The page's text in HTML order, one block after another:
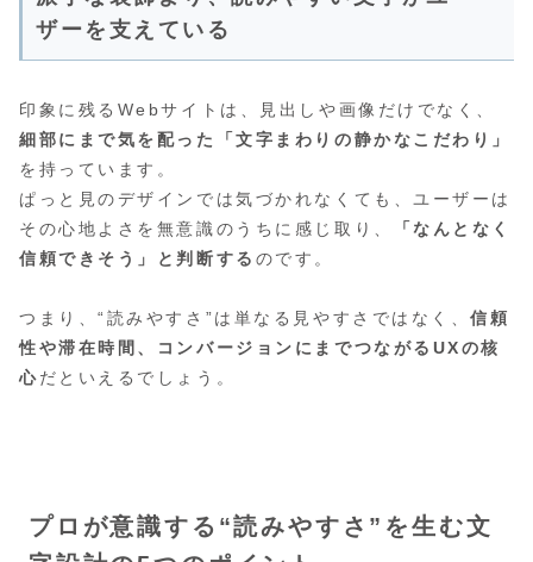
ザーを支えている
印象に残るWebサイトは、見出しや画像だけでなく、
細部にまで気を配った「文字まわりの静かなこだわり」
を持っています。
ぱっと見のデザインでは気づかれなくても、ユーザーは
その心地よさを無意識のうちに感じ取り、
「なんとなく
信頼できそう」と判断する のです。
つまり、“読みやすさ”は単なる見やすさではなく、信頼
性や滞在時間、コンバージョンにまでつながるUXの核
心だといえるでしょう。
プロが意識する“読みやすさ”を生む文